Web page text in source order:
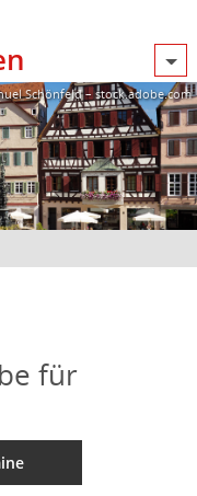
Schönfeld – stock.adobe.com
für